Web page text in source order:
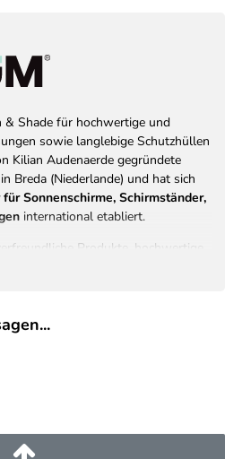
Shade für hochwertige und
sowie langlebige Schutzhüllen
Kilian Audenaerde gegründete
Breda (Niederlande) und hat sich
Sonnenschirme, Schirmständer,
international etabliert.
Produkte, hochwertige
Ausrichtung auf Langlebigkeit,
sicher und stilvoll zu
Kollektion, die